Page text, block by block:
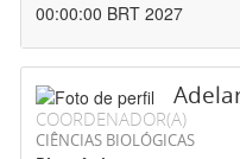
00:00:00 BRT 2027
COORDENADOR(A)
CIÊNCIAS BIOLÓGICAS